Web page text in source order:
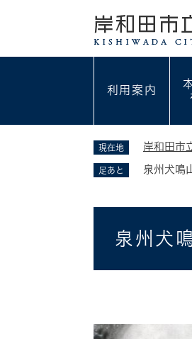
の
す
利用案内
現在地 岸和田市
足あと 泉州犬鳴
泉州犬